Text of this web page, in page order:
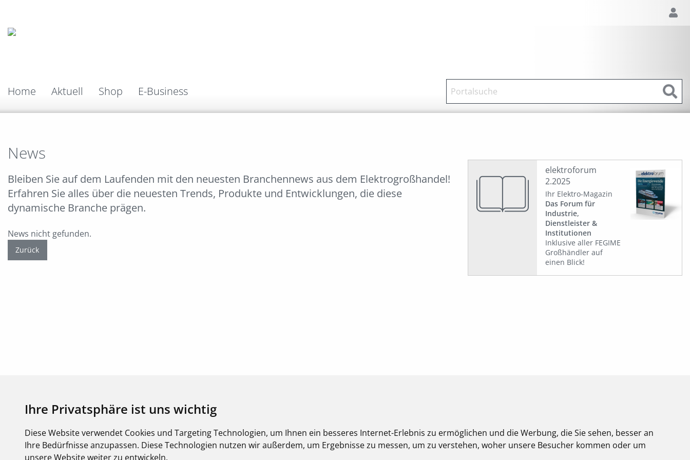
Ihre Privatsphäre ist uns wichtig
Diese Website verwendet Cookies und Targeting Technologien, um Ihnen ein besseres Internet-Erlebnis zu ermöglichen und die Werbung, die Sie sehen, besser an
Ihre Bedürfnisse anzupassen. Diese Technologien nutzen wir außerdem, um Ergebnisse zu messen, um zu verstehen, woher unsere Besucher kommen oder um
unsere Website weiter zu entwickeln.
Home Aktuell Shop E-Business
News
Bleiben Sie auf dem Laufenden mit den neuesten Branchennews aus dem Elektrogroßhandel!
Erfahren Sie alles über die neuesten Trends, Produkte und Entwicklungen, die diese
dynamische Branche prägen.
News nicht gefunden.
Zurück
elektroforum
2.2025
Ihr Elektro-Magazin
Das Forum für
Industrie,
Dienstleister &
Institutionen
Inklusive aller FEGIME
Großhändler auf
einen Blick!
Copyright FEGIME Deutschland – 2001 - 2026
© Bitte beachten Sie: Die Artikelbilder unserer Lieferanten sind urheberrechtlich geschützt und dürfen nicht weiterverwendet werden.
Über uns
Impressum